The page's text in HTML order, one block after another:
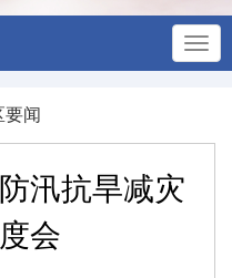
要闻
汛抗旱减灾
会